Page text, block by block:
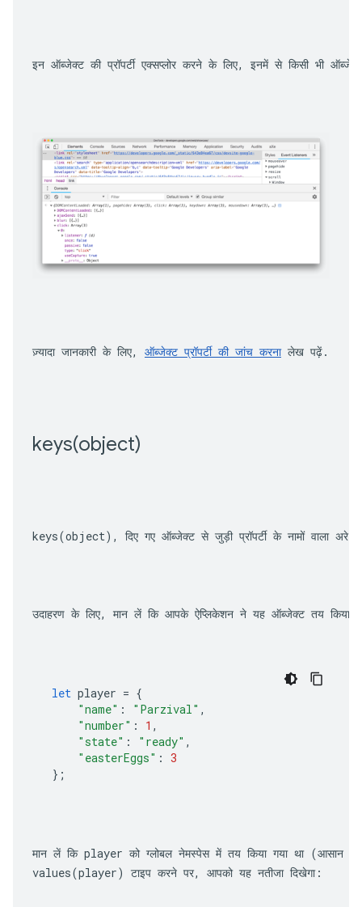
इन ऑब्जेक्ट की प्रॉपर्टी एक्सप्लोर करने के लिए, इनमें से किसी भी
ज़्यादा जानकारी के लिए, ऑब्जेक्ट प्रॉपर्टी की जांच करना लेख पढ़ें.
keys(object)
keys(object) , दिए गए ऑब्जेक्ट से जुड़ी प्रॉपर्टी के नामों वाला अरे
उदाहरण के लिए, मान लें कि आपके ऐप्लिकेशन ने यह ऑब्जेक्ट तय किया
let player = {
"name" : "Parzival" ,
"number" : 1 ,
"state" : "ready" ,
"easterEggs" : 3
};
मान लें कि player को ग्लोबल नेमस्पेस में तय किया गया था (आसान
values(player) टाइप करने पर, आपको यह नतीजा दिखेगा: